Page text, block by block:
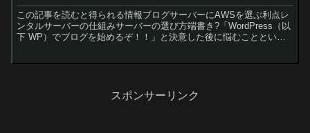
この記事を読むと得られる情報ブログサーバーにAWSを選ぶ利点レ
ンタルサーバーの仕組みサーバーの選び方端書き?「WordPress（以
下 WP）でブログを始めるぞ！！」と決意した後に悩むことといえ
スポンサーリンク